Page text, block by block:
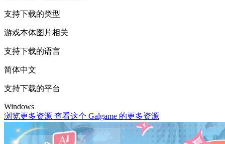
支持下载的类型
游戏本体图片相关
支持下载的语言
简体中文
支持下载的平台
Windows
浏览更多资源 查看这个 Galgame 的更多资源